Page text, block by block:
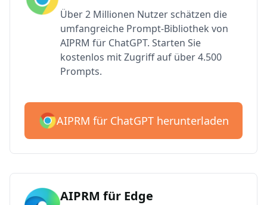
Über 2 Millionen Nutzer schätzen die
umfangreiche Prompt-Bibliothek von
AIPRM für ChatGPT. Starten Sie
kostenlos mit Zugriff auf über 4.500
Prompts.
AIPRM für ChatGPT herunterladen
AIPRM für Edge